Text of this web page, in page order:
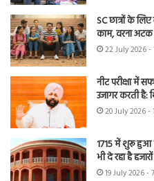
SC छात्रों के
काम, वरना
22 July 2026 -
नीट परीक्षा में
उजागर करती है:
20 July 2026 -
1715 में शुरू हुआ
भी दे रहा है
19 July 2026 -